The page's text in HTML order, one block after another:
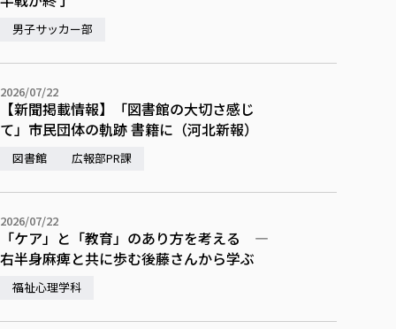
宿舎の紹介
社会人学生の育児支援（一時預かり）
学生総合補償制度
スポーツ傷害保険
男子サッカー部
2026/07/22
【新聞掲載情報】「図書館の大切さ感じ
て」市民団体の軌跡 書籍に（河北新報）
図書館 広報部PR課
2026/07/22
「ケア」と「教育」のあり方を考える —
右半身麻痺と共に歩む後藤さんから学ぶ
福祉心理学科